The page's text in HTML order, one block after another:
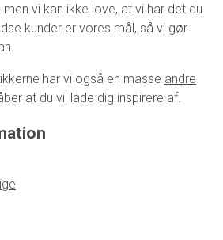
vi kan ikke love, at vi har det du
kunder er vores mål, så vi gør
har vi også en masse andre
at du vil lade dig inspirere af.